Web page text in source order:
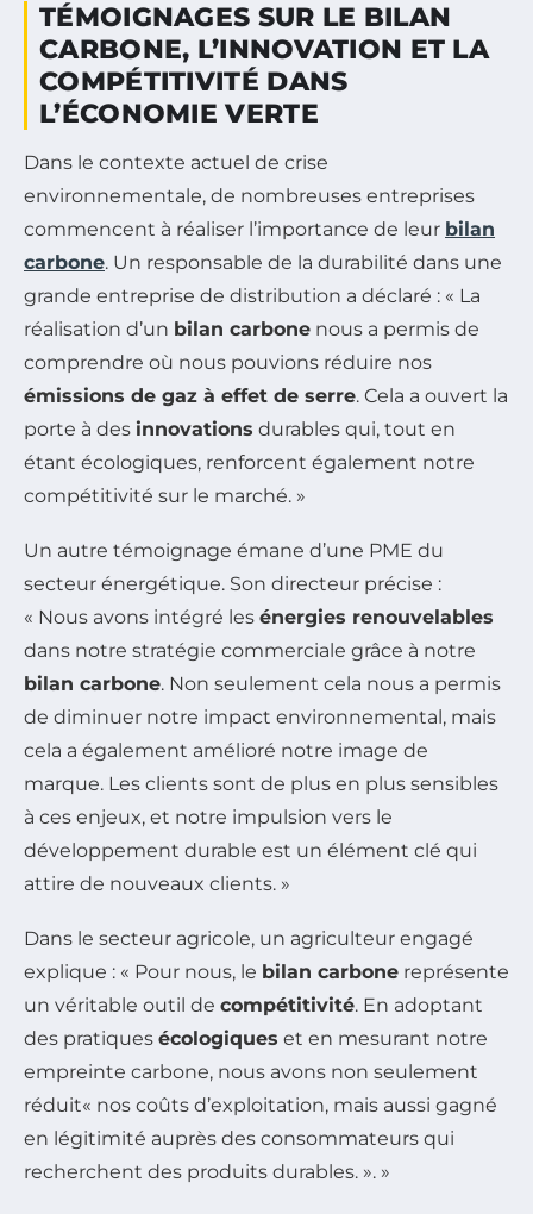
TÉMOIGNAGES SUR LE BILAN
CARBONE, L’INNOVATION ET LA
COMPÉTITIVITÉ DANS
L’ÉCONOMIE VERTE
Dans le contexte actuel de crise
environnementale, de nombreuses entreprises
commencent à réaliser l’importance de leur bilan
carbone. Un responsable de la durabilité dans une
grande entreprise de distribution a déclaré : « La
réalisation d’un bilan carbone nous a permis de
comprendre où nous pouvions réduire nos
émissions de gaz à effet de serre. Cela a ouvert la
porte à des innovations durables qui, tout en
étant écologiques, renforcent également notre
compétitivité sur le marché. »
Un autre témoignage émane d’une PME du
secteur énergétique. Son directeur précise :
« Nous avons intégré les énergies renouvelables
dans notre stratégie commerciale grâce à notre
bilan carbone. Non seulement cela nous a permis
de diminuer notre impact environnemental, mais
cela a également amélioré notre image de
marque. Les clients sont de plus en plus sensibles
à ces enjeux, et notre impulsion vers le
développement durable est un élément clé qui
attire de nouveaux clients. »
Dans le secteur agricole, un agriculteur engagé
explique : « Pour nous, le bilan carbone représente
un véritable outil de compétitivité. En adoptant
des pratiques écologiques et en mesurant notre
empreinte carbone, nous avons non seulement
réduit« nos coûts d’exploitation, mais aussi gagné
en légitimité auprès des consommateurs qui
recherchent des produits durables. ». »